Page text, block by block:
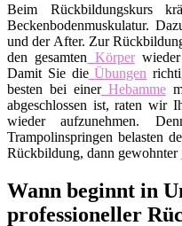
Beim Rückbildungskurs
Beckenbodenmuskulatur.
und der After. Zur
den gesamten Körperwieder
Damit Sie dieÜbungen
besten bei einerHebamme
abgeschlossen ist, raten wir
wieder aufzunehmen.
Trampolinspringen belasten
Rückbildung, dann gewohnter
Wann beginnt in
professioneller